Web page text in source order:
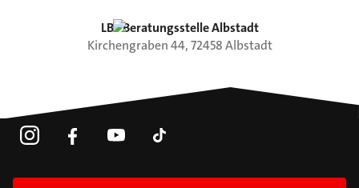
LBS Beratungsstelle Albstadt
Kirchengraben44,72458Albstadt